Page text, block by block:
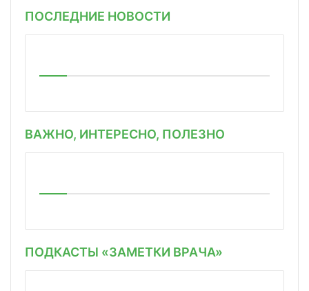
ПОСЛЕДНИЕ НОВОСТИ
ВАЖНО, ИНТЕРЕСНО, ПОЛЕЗНО
ПОДКАСТЫ «ЗАМЕТКИ ВРАЧА»